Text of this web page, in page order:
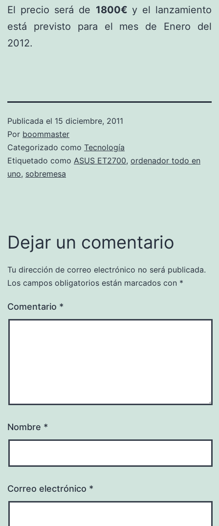
El precio será de 1800€ y el lanzamiento
está previsto para el mes de Enero del
2012.
Publicada el 15 diciembre, 2011
Por boommaster
Categorizado como Tecnología
Etiquetado como ASUS ET2700, ordenador todo en
uno, sobremesa
Dejar un comentario
Tu dirección de correo electrónico no será publicada.
Los campos obligatorios están marcados con *
Comentario *
Nombre *
Correo electrónico *